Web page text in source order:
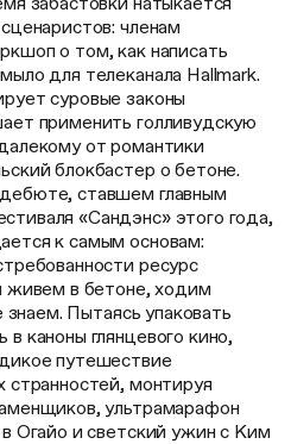
членам
о том, как написать
для телеканала Hallmark.
суровые законы
применить голливудскую
от романтики
блокбастер о бетоне.
ставшем главным
«Сандэнс» этого года,
к самым основам:
ресурс
живем в бетоне, ходим
Пытаясь упаковать
каноны глянцевого кино,
путешествие
странностей, монтируя
ультрамарафон
Огайо и светский ужин с Ким